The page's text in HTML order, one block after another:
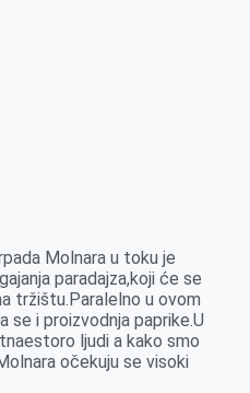
Molnara u toku je
paradajza,koji će se
tržištu.Paralelno u ovom
se i proizvodnja paprike.U
ljudi a kako smo
očekuju se visoki